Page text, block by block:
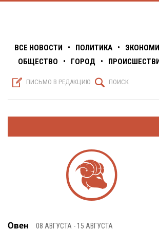
ВСЕ НОВОСТИ • ПОЛИТИКА •
ОБЩЕСТВО
• ГОРОД •
S ПИСЬМО В РЕДАКЦИЮ Q ПОИСК
g
Овен 08 АВГУСТА - 15 АВГУСТА